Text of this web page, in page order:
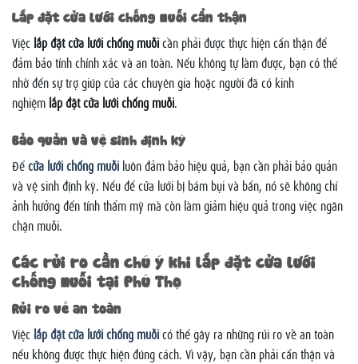
Lắp đặt cửa lưới chống muỗi cẩn thận
Việc lắp đặt cửa lưới chống muỗicần phải được thực hiện cẩn thận để
đảm bảo tính chính xác và an toàn. Nếu không tự làm được, bạn có thể
nhờ đến sự trợ giúp của các chuyên gia hoặc người đã có kinh
nghiệm lắp đặt cửa lưới chống muỗi.
Bảo quản và vệ sinh định kỳ
Đểcửa lưới chống muỗi luôn đảm bảo hiệu quả, bạn cần phải bảo quản
và vệ sinh định kỳ. Nếu để cửa lưới bị bám bụi và bẩn, nó sẽ không chỉ
ảnh hưởng đến tính thẩm mỹ mà còn làm giảm hiệu quả trong việc ngăn
chặn muỗi.
Các rủi ro cần chú ý khi lắp đặt cửa lưới
chống muỗi tại Phú Thọ
Rủi ro về an toàn
Việc lắp đặt cửa lưới chống muỗicó thể gây ra những rủi ro về an toàn
nếu không được thực hiện đúng cách. Vì vậy, bạn cần phải cẩn thận và